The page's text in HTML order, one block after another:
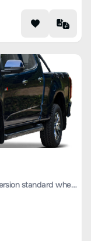
3.0T diesel manual two-wheel drive luxury version standard wheelbase 4KH1CT6H1